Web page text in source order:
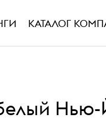
КАТАЛОГ